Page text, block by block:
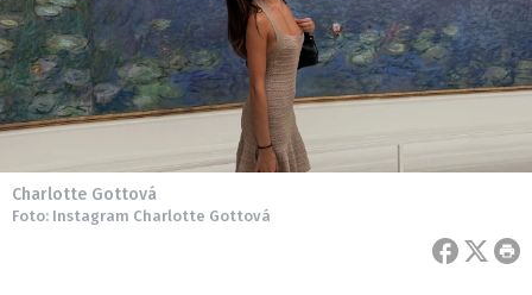
Charlotte Gottová
Foto: Instagram Charlotte Gottová